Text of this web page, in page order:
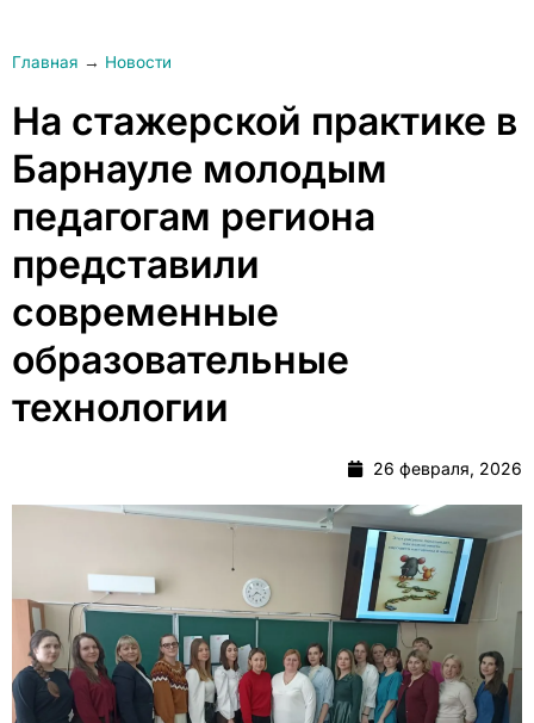
Главная → Новости
На стажерской практике в
Барнауле молодым
педагогам региона
представили
современные
образовательные
технологии
26 февраля, 2026